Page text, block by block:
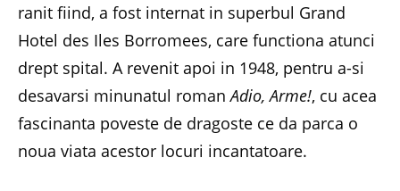
ranit fiind, a fost internat in superbul Grand
Hotel des Iles Borromees, care functiona atunci
drept spital. A revenit apoi in 1948, pentru a-si
desavarsi minunatul romanAdio, Arme!, cu acea
fascinanta poveste de dragoste ce da parca o
noua viata acestor locuri incantatoare.